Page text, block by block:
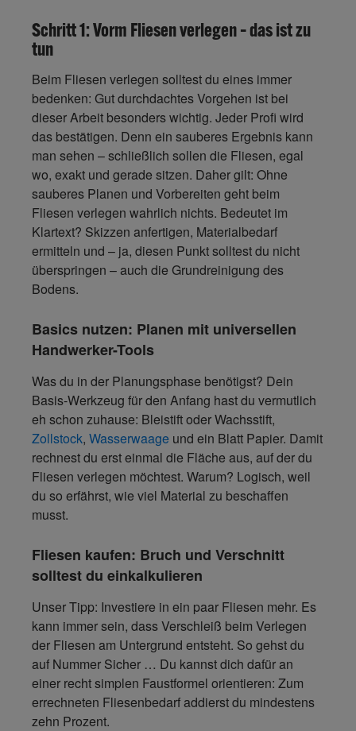
Schritt 1: Vorm Fliesen verlegen – das ist zu
tun
Beim Fliesen verlegen solltest du eines immer
bedenken: Gut durchdachtes Vorgehen ist bei
dieser Arbeit besonders wichtig. Jeder Profi wird
das bestätigen. Denn ein sauberes Ergebnis kann
man sehen – schließlich sollen die Fliesen, egal
wo, exakt und gerade sitzen. Daher gilt: Ohne
sauberes Planen und Vorbereiten geht beim
Fliesen verlegen wahrlich nichts. Bedeutet im
Klartext? Skizzen anfertigen, Materialbedarf
ermitteln und – ja, diesen Punkt solltest du nicht
überspringen – auch die Grundreinigung des
Bodens.
Basics nutzen: Planen mit universellen
Handwerker-Tools
Was du in der Planungsphase benötigst? Dein
Basis-Werkzeug für den Anfang hast du vermutlich
eh schon zuhause: Bleistift oder Wachsstift,
Zollstock, Wasserwaage und ein Blatt Papier. Damit
rechnest du erst einmal die Fläche aus, auf der du
Fliesen verlegen möchtest. Warum? Logisch, weil
du so erfährst, wie viel Material zu beschaffen
musst.
Fliesen kaufen: Bruch und Verschnitt
solltest du einkalkulieren
Unser Tipp: Investiere in ein paar Fliesen mehr. Es
kann immer sein, dass Verschleiß beim Verlegen
der Fliesen am Untergrund entsteht. So gehst du
auf Nummer Sicher … Du kannst dich dafür an
einer recht simplen Faustformel orientieren: Zum
errechneten Fliesenbedarf addierst du mindestens
zehn Prozent.